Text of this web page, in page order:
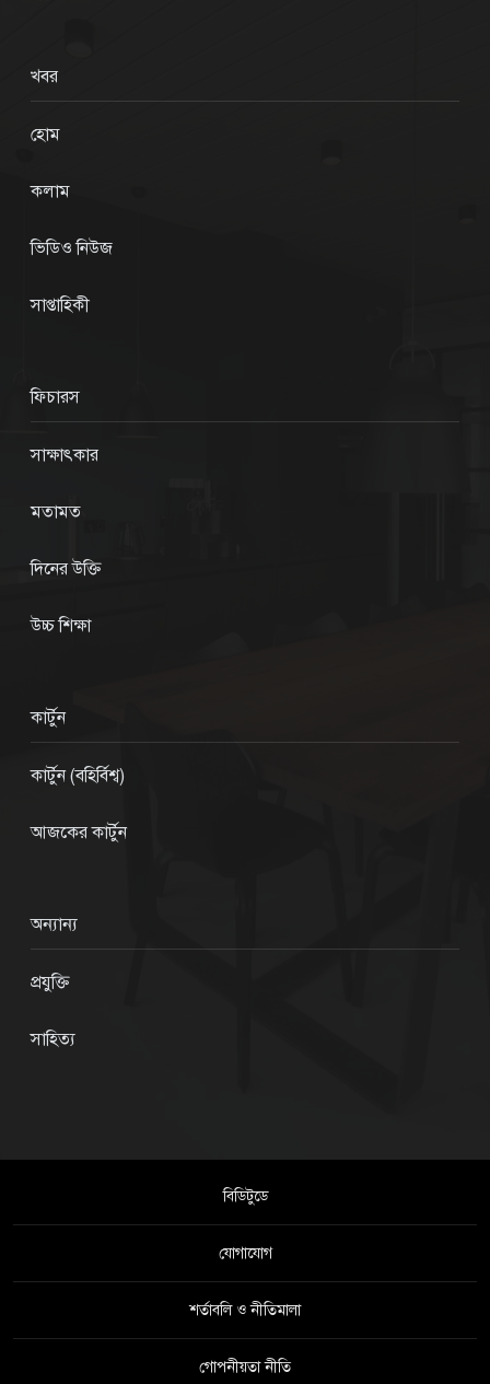
খবর
হোম
কলাম
ভিডিও নিউজ
সাপ্তাহিকী
ফিচারস
সাক্ষাৎকার
মতামত
দিনের উক্তি
উচ্চ শিক্ষা
কার্টুন
কার্টুন (বহির্বিশ্ব)
আজকের কার্টুন
অন্যান্য
প্রযুক্তি
সাহিত্য
বিডিটুডে
যোগাযোগ
শর্তাবলি ও নীতিমালা
গোপনীয়তা নীতি